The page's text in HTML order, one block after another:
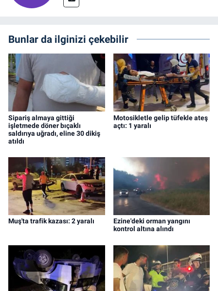
Bunlar da ilginizi çekebilir
Sipariş almaya gittiği
işletmede döner bıçaklı
saldırıya uğradı, eline 30 dikiş
atıldı
Motosikletle gelip tüfekle ateş
açtı: 1 yaralı
Muş'ta trafik kazası: 2 yaralı
Ezine'deki orman yangını
kontrol altına alındı